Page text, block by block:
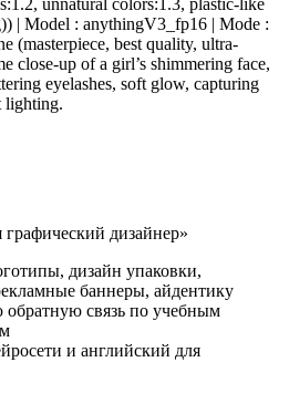
unnatural colors:1.3, plastic-like
| Model : anythingV3_fp16 | Mode :
(masterpiece, best quality, ultra-
close-up of a girl’s shimmering face,
eyelashes, soft glow, capturing
lighting.
дизайнер»
дизайн упаковки,
баннеры, айдентику
связь по учебным
и английский для